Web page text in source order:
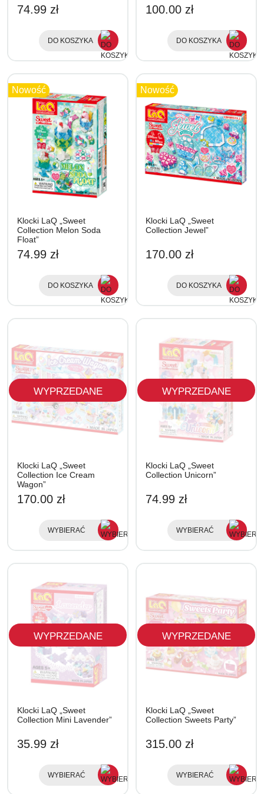
74.99 zł
DO KOSZYKA
100.00 zł
DO KOSZYKA
Nowość
Klocki LaQ „Sweet
Collection Melon Soda
Float”
74.99 zł
DO KOSZYKA
Nowość
Klocki LaQ „Sweet
Collection Jewel”
170.00 zł
DO KOSZYKA
WYPRZEDANE
Klocki LaQ „Sweet
Collection Ice Cream
Wagon”
170.00 zł
WYBIERAĆ
WYPRZEDANE
Klocki LaQ „Sweet
Collection Unicorn”
74.99 zł
WYBIERAĆ
WYPRZEDANE
Klocki LaQ „Sweet
Collection Mini Lavender”
35.99 zł
WYBIERAĆ
WYPRZEDANE
Klocki LaQ „Sweet
Collection Sweets Party”
315.00 zł
WYBIERAĆ